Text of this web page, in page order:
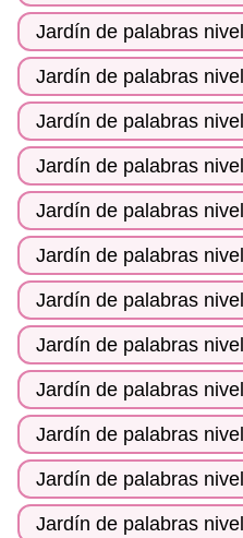
Jardín de palabras
Jardín de palabras
Jardín de palabras
Jardín de palabras
Jardín de palabras
Jardín de palabras
Jardín de palabras
Jardín de palabras
Jardín de palabras
Jardín de palabras
Jardín de palabras
Jardín de palabras